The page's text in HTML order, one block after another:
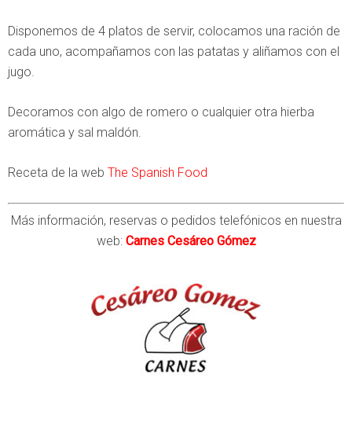
Disponemos de 4 platos de servir, colocamos una ración de
cada uno, acompañamos con las patatas y aliñamos con el
jugo.
Decoramos con algo de romero o cualquier otra hierba
aromática y sal maldón.
Receta de la web The Spanish Food
Más información, reservas o pedidos telefónicos en nuestra
web: Carnes Cesáreo Gómez